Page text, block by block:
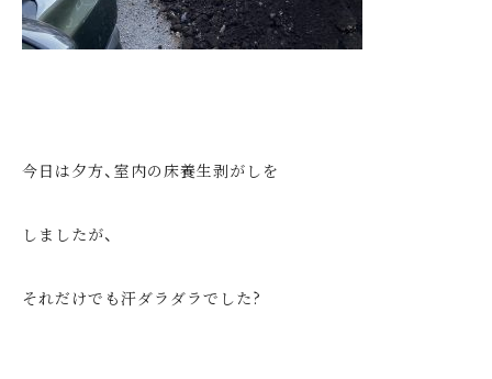
今日は夕方、室内の床養生剥がしを
しましたが、
それだけでも汗ダラダラでした?